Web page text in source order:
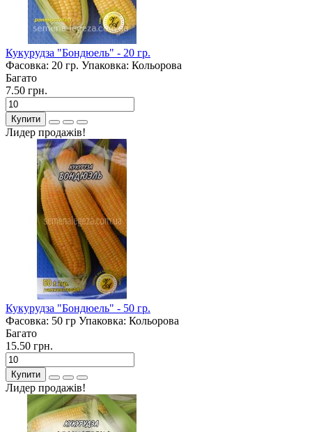
Кукурудза "Бондюель" - 20 гр.
Фасовка: 20 гр. Упаковка: Кольорова
Багато
7.50 грн.
Купити
Лидер продажів!
Кукурудза "Бондюель" - 50 гр.
Фасовка: 50 гр Упаковка: Кольорова
Багато
15.50 грн.
Купити
Лидер продажів!